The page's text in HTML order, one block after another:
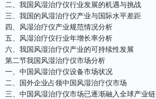
二、我国风湿治疗仪行业发展的机遇与挑战
三、我国的风湿治疗仪产业与国际水平差距
四、风湿治疗仪产业规范情况分析
五、风湿治疗仪行业年增长率分析
六、我国风湿治疗仪产业的可持续性发展
第二节我国风湿治疗仪市场分析
一、中国风湿治疗仪设备市场状况
二、国外企业占领中国风湿治疗仪市场
三、中国风湿治疗仪市场已逐渐融入全球产业链